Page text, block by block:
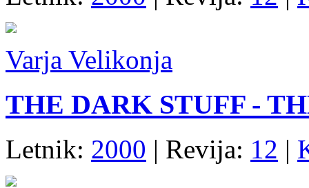
Varja Velikonja
THE DARK STUFF -
Letnik: 2000 | Revija: 12 |